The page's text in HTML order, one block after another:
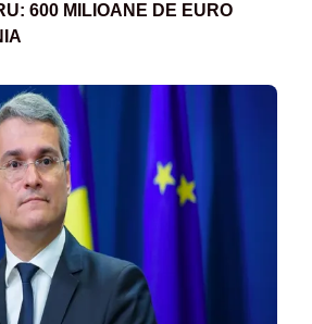
600 MILIOANE DE EURO